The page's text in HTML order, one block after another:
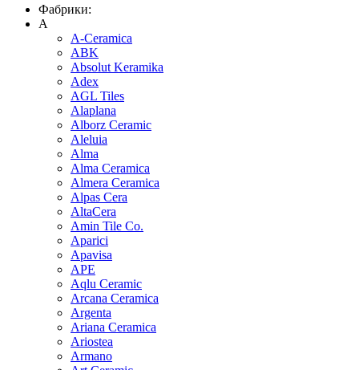
Фабрики:
A
A-Ceramica
ABK
Absolut Keramika
Adex
AGL Tiles
Alaplana
Alborz Ceramic
Aleluia
Alma
Alma Ceramica
Almera Ceramica
Alpas Cera
AltaCera
Amin Tile Co.
Aparici
Apavisa
APE
Aqlu Ceramic
Arcana Ceramica
Argenta
Ariana Ceramica
Ariostea
Armano